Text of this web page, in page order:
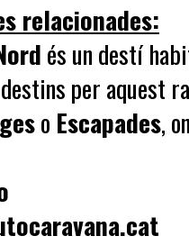
relacionades:
és un destí
per aquest
o Escapades,